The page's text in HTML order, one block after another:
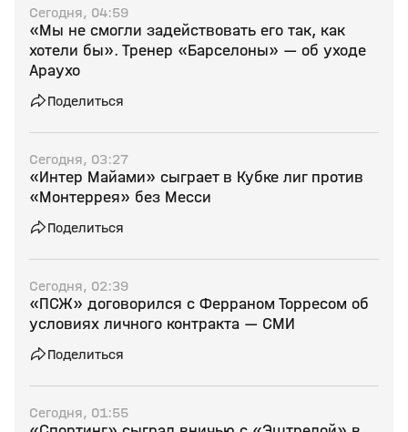
Сегодня, 04:59
«Мы не смогли задействовать его так, как
хотели бы». Тренер «Барселоны» — об уходе
Араухо
Поделиться
Сегодня, 03:27
«Интер Майами» сыграет в Кубке лиг против
«Монтеррея» без Месси
Поделиться
Сегодня, 02:39
«ПСЖ» договорился с Ферраном Торресом об
условиях личного контракта — СМИ
Поделиться
Сегодня, 01:55